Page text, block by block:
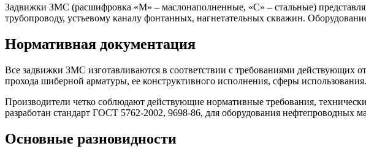
Задвижки ЗМС (расшифровка «М» – маслонаполненные, «С» – стальные)
трубопроводу, устьевому каналу фонтанных, нагнетательных скважин.
Нормативная документация
Все задвижки ЗМС изготавливаются в соответствии с требованиями действующих
прохода шиберной арматуры, ее конструктивного исполнения, сферы использования.
Производители четко соблюдают действующие нормативные требования,
разработан стандарт ГОСТ 5762-2002, 9698-86, для оборудования нефтепроводных
Основные разновидности